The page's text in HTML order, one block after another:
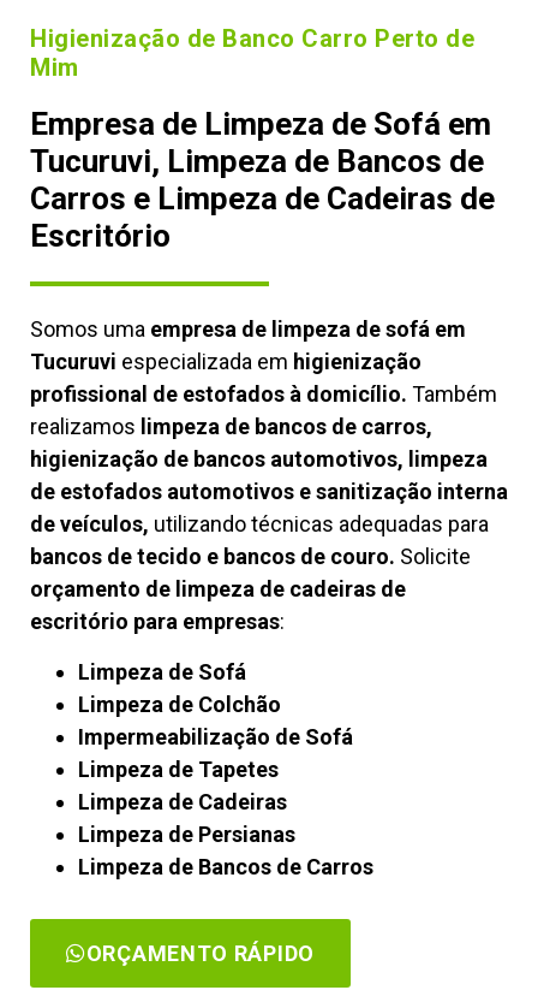
Higienização de Banco Carro Perto de
Mim
Empresa de Limpeza de Sofá em
Tucuruvi, Limpeza de Bancos de
Carros e Limpeza de Cadeiras de
Escritório
Somos uma empresa de limpeza de sofá em
Tucuruvi especializada em higienização
profissional de estofados à domicílio. Também
realizamos limpeza de bancos de carros,
higienização de bancos automotivos, limpeza
de estofados automotivos e sanitização interna
de veículos, utilizando técnicas adequadas para
bancos de tecido e bancos de couro. Solicite
orçamento de limpeza de cadeiras de
escritório para empresas:
Limpeza de Sofá
Limpeza de Colchão
Impermeabilização de Sofá
Limpeza de Tapetes
Limpeza de Cadeiras
Limpeza de Persianas
Limpeza de Bancos de Carros
ORÇAMENTO RÁPIDO